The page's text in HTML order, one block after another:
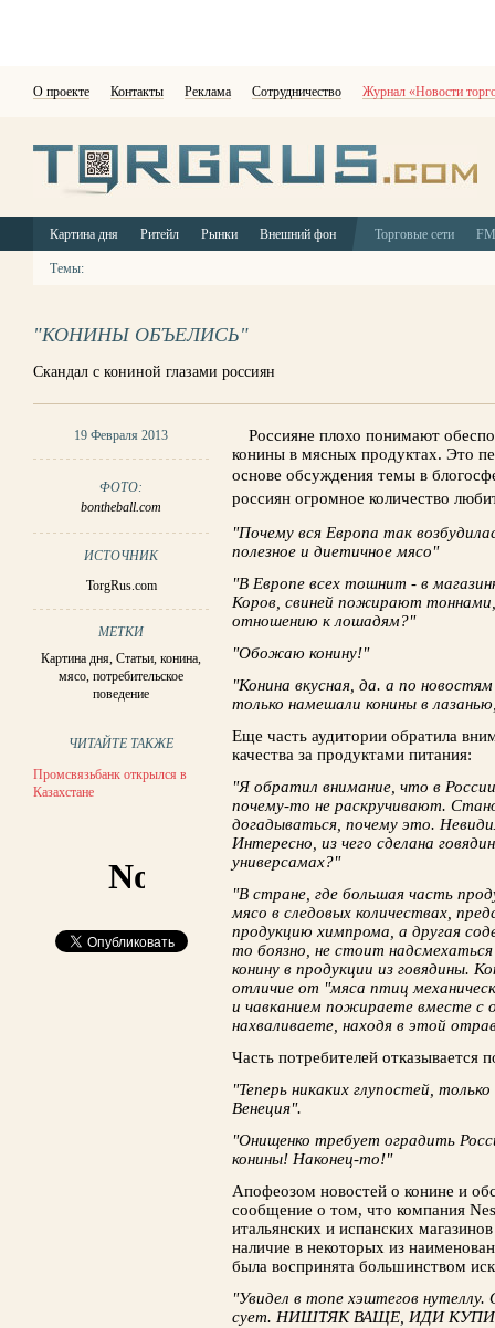
О проекте Контакты Реклама Сотрудничество Журнал «Новости
Картина дня Ритейл Рынки Внешний фон Торговые сети
Темы:
"КОНИНЫ ОБЪЕЛИСЬ"
Скандал с кониной глазами россиян
19 Февраля 2013
ФОТО:
bontheball.com
ИСТОЧНИК
TorgRus.com
МЕТКИ
Картина дня,Статьи,конина,
мясо,потребительское
поведение
ЧИТАЙТЕ ТАКЖЕ
Промсвязьбанк открылся в
Казахстане
Россияне плохо понимают
конины в мясных продуктах. Это
основе обсуждения темы в
россиян огромное количество
"Почему вся Европа так
полезное и диетичное мясо"
"В Европе всех тошнит - в
Коров, свиней пожирают
отношению к лошадям?"
"Обожаю конину!"
"Конина вкусная, да. а по
только намешали конины в
Еще часть аудитории обратила
качества за продуктами питания:
"Я обратил внимание, что в
почему-то не раскручивают.
догадываться, почему это.
Интересно, из чего сделана
универсамах?"
"В стране, где большая часть
мясо в следовых количествах,
продукцию химпрома, а другая
то боязно, не стоит
конину в продукции из говядины.
отличие от "мяса птиц
и чавканием пожираете вместе с
нахваливаете, находя в этой
Часть потребителей отказывается
"Теперь никаких глупостей,
Венеция".
"Онищенко требует оградить
конины! Наконец-то!"
Апофеозом новостей о конине и
сообщение о том, что компания
итальянских и испанских
наличие в некоторых из
была воспринята большинством
"Увидел в топе хэштегов нутеллу.
сует. НИШТЯК ВАЩЕ, ИДИ